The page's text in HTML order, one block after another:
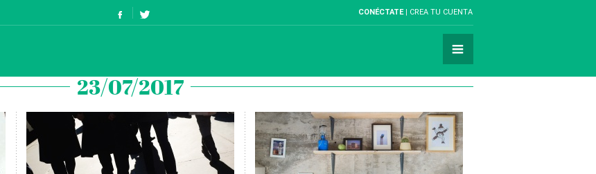
CONÉCTATE CREA TU CUENTA
23/07/2017